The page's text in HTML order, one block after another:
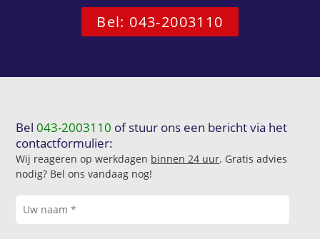
Bel: 043-2003110
Bel043-2003110 of stuur ons een bericht via het
contactformulier:
Wij reageren op werkdagen binnen 24 uur. Gratis advies
nodig? Bel ons vandaag nog!